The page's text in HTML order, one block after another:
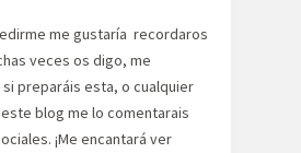
me gustaría recordaros
veces os digo, me
preparáis esta, o cualquier
blog me lo comentarais
¡Me encantará ver